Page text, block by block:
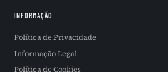
INFORMAÇÃO
Política de Privacidade
Informação Legal
Política de Cookies